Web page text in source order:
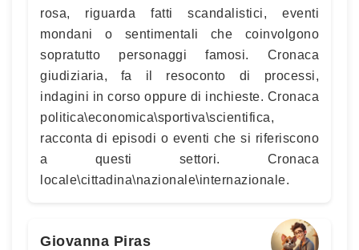
rosa, riguarda fatti scandalistici, eventi
mondani o sentimentali che coinvolgono
sopratutto personaggi famosi. Cronaca
giudiziaria, fa il resoconto di processi,
indagini in corso oppure di inchieste. Cronaca
politica\economica\sportiva\scientifica,
racconta di episodi o eventi che si riferiscono
a questi settori. Cronaca
locale\cittadina\nazionale\internazionale.
Giovanna Piras